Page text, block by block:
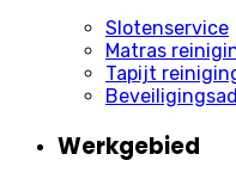
Slotenservice
Matras
Tapijt
Werkgebied